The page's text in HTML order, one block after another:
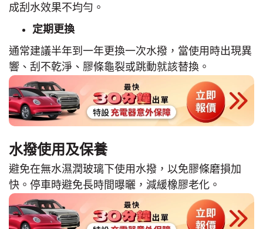
成刮水效果不均勻。
定期更換
通常建議半年到一年更換一次水撥，當使用時出現異
響、刮不乾淨、膠條龜裂或跳動就該替換。
水撥使用及保養
避免在無水濕潤玻璃下使用水撥，以免膠條磨損加
快。停車時避免長時間曝曬，減緩橡膠老化。